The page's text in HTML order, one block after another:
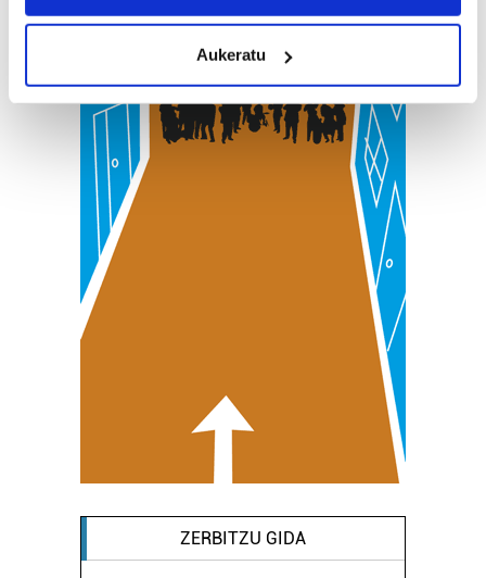
Identify your device by actively scanning it for
specific characteristics (fingerprinting)
Find out more about how your personal data is processed
and set your preferences in the
details section.
Guk eta gure bazkideek zure datu pertsonalak
prozesatzen ditugu, zure IP zenbakia, besteak beste,
teknologia erabiliz, cookieak adibidez, iragarki eta eduki
pertsonalizatuak eskaintzeko, iragarkiak eta edukia
neurtzeko, jendeari buruzko informazioa biltzeko eta
produktuak garatzeko. Zure datuak nork eta zertarako
Bazkide batzuek ez dizute baimenik eskatzen, eta beren
interes komertzial legitimoetan babesten dira. Ikusi gure
bazkideen zerrenda, beren ustez zein helburutarako
duten interes legitimoa eta horren aurka nola egin
Lortu zure datu pertsonalak prozesatzeko moduari
Aukeratu
ZERBITZU GIDA